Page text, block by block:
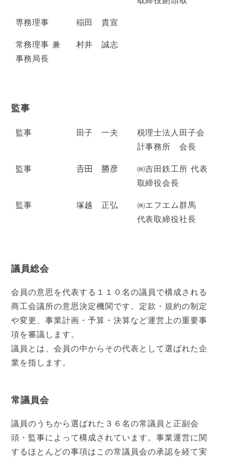
専務理事 稲田 貴宣
常務理事 兼
事務局長
村井 誠志
監事
監事 田子 一夫
税理士法人田子会
計事務所 会長
監事 𠮷田 勝彦
㈱吉田鉄工所 代表
取締役会長
監事 塚越 正弘
㈱エフエム群馬
代表取締役社長
議員総会
会員の意思を代表する１１０名の議員で構成される
商工会議所の意思決定機関です。定款・規約の制定
や変更、事業計画・予算・決算など運営上の重要事
項を審議します。
議員とは、会員の中からその代表として選ばれた企
業を指します。
常議員会
議員のうちから選ばれた３６名の常議員と正副会
頭・監事によって構成されています。事業運営に関
するほとんどの事項はこの常議員会の承認を経て実